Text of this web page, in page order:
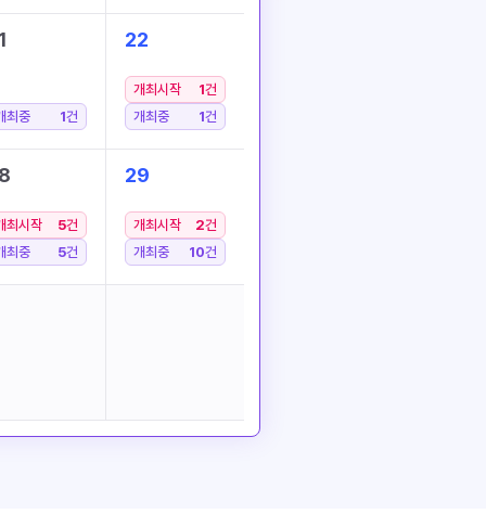
최중 1건
22
개최시작 1건
개최중
1건
최시작 5건
최중
5건
29
개최시작 2건
개최중
10건